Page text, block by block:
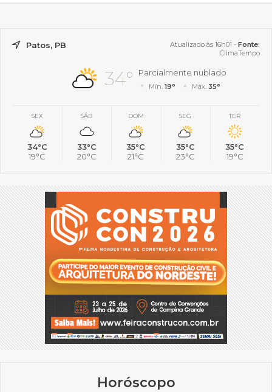
Patos, PB Atualizado às 16h01 - Fonte:
ClimaTempo
34° Parcialmente nublado
Mín.19° Máx. 35°
SEX
34°C
19°C
SÁB
33°C
20°C
DOM
35°C
21°C
SEG
35°C
23°C
TER
35°C
19°C
Horóscopo